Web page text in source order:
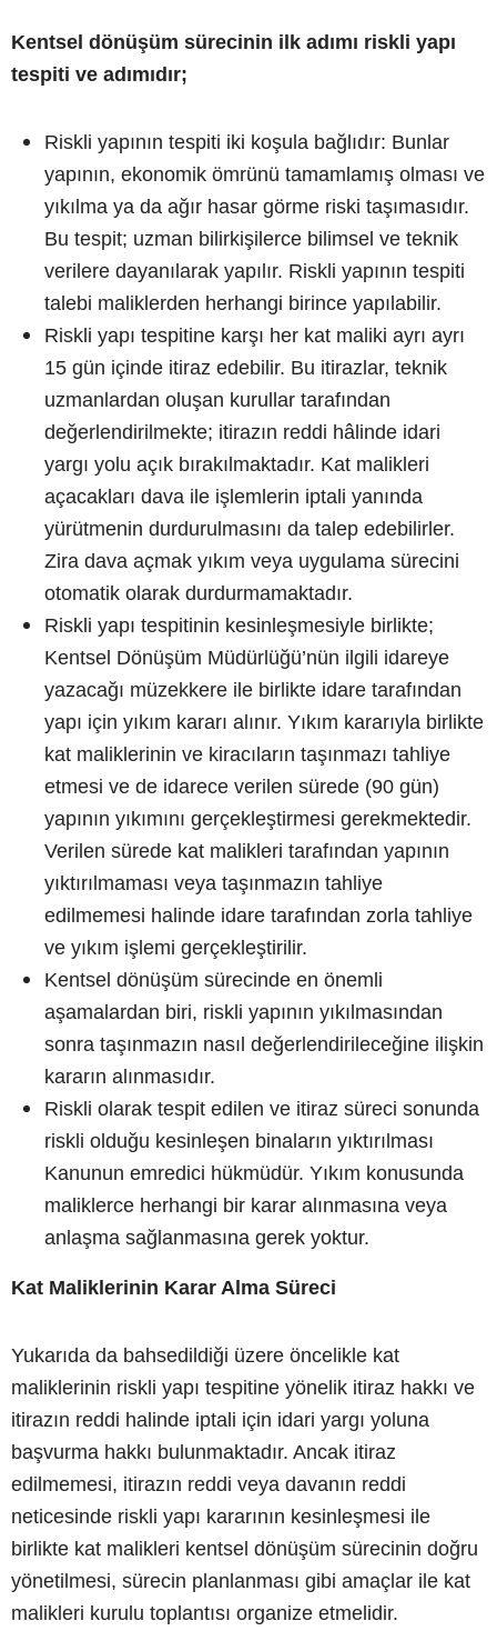
Kentsel dönüşüm sürecinin ilk adımı riskli yapı
tespiti ve adımıdır;
Riskli yapının tespiti iki koşula bağlıdır: Bunlar
yapının, ekonomik ömrünü tamamlamış olması ve
yıkılma ya da ağır hasar görme riski taşımasıdır.
Bu tespit; uzman bilirkişilerce bilimsel ve teknik
verilere dayanılarak yapılır. Riskli yapının tespiti
talebi maliklerden herhangi birince yapılabilir.
Riskli yapı tespitine karşı her kat maliki ayrı ayrı
15 gün içinde itiraz edebilir. Bu itirazlar, teknik
uzmanlardan oluşan kurullar tarafından
değerlendirilmekte; itirazın reddi hâlinde idari
yargı yolu açık bırakılmaktadır. Kat malikleri
açacakları dava ile işlemlerin iptali yanında
yürütmenin durdurulmasını da talep edebilirler.
Zira dava açmak yıkım veya uygulama sürecini
otomatik olarak durdurmamaktadır.
Riskli yapı tespitinin kesinleşmesiyle birlikte;
Kentsel Dönüşüm Müdürlüğü’nün ilgili idareye
yazacağı müzekkere ile birlikte idare tarafından
yapı için yıkım kararı alınır. Yıkım kararıyla birlikte
kat maliklerinin ve kiracıların taşınmazı tahliye
etmesi ve de idarece verilen sürede (90 gün)
yapının yıkımını gerçekleştirmesi gerekmektedir.
Verilen sürede kat malikleri tarafından yapının
yıktırılmaması veya taşınmazın tahliye
edilmemesi halinde idare tarafından zorla tahliye
ve yıkım işlemi gerçekleştirilir.
Kentsel dönüşüm sürecinde en önemli
aşamalardan biri, riskli yapının yıkılmasından
sonra taşınmazın nasıl değerlendirileceğine ilişkin
kararın alınmasıdır.
Riskli olarak tespit edilen ve itiraz süreci sonunda
riskli olduğu kesinleşen binaların yıktırılması
Kanunun emredici hükmüdür. Yıkım konusunda
maliklerce herhangi bir karar alınmasına veya
anlaşma sağlanmasına gerek yoktur.
Kat Maliklerinin Karar Alma Süreci
Yukarıda da bahsedildiği üzere öncelikle kat
maliklerinin riskli yapı tespitine yönelik itiraz hakkı ve
itirazın reddi halinde iptali için idari yargı yoluna
başvurma hakkı bulunmaktadır. Ancak itiraz
edilmemesi, itirazın reddi veya davanın reddi
neticesinde riskli yapı kararının kesinleşmesi ile
birlikte kat malikleri kentsel dönüşüm sürecinin doğru
yönetilmesi, sürecin planlanması gibi amaçlar ile kat
malikleri kurulu toplantısı organize etmelidir.